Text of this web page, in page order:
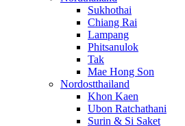
Sukhothai
Chiang Rai
Lampang
Phitsanulok
Tak
Mae Hong Son
Nordostthailand
Khon Kaen
Ubon Ratchathani
Surin & Si Saket